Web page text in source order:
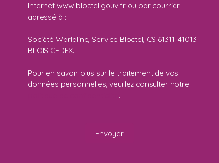
Internet www.bloctel.gouv.fr ou par courrier
adressé à :
Société Worldline, Service Bloctel, CS 61311, 41013
BLOIS CEDEX.
Pour en savoir plus sur le traitement de vos
données personnelles, veuillez consulter notre
.
Envoyer